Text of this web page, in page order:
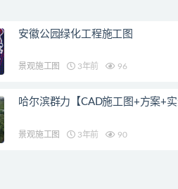
安徽公园绿化工程施工图
景观施工图 3年前 96
哈尔滨群力【CAD施工图+方案+实
景观施工图 3年前 90